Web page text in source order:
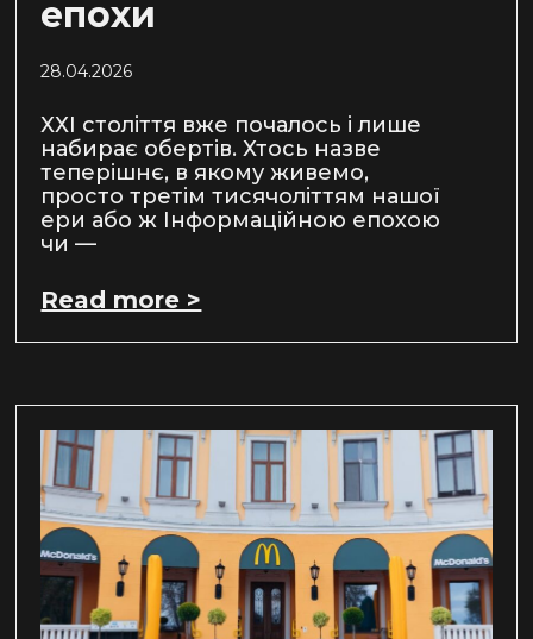
епохи
28.04.2026
ХХІ століття вже почалось і лише
набирає обертів. Хтось назве
теперішнє, в якому живемо,
просто третім тисячоліттям нашої
ери або ж Інформаційною епохою
чи —
Read more >